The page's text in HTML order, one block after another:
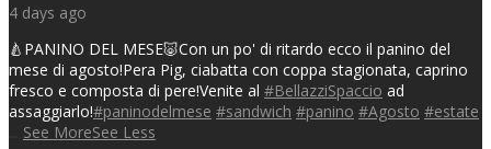
4 days ago
🍐PANINO DEL MESE🐷Con un po' di ritardo ecco il panino del
mese di agosto!Pera Pig, ciabatta con coppa stagionata, caprino
fresco e composta di pere!Venite al #BellazziSpaccio ad
assaggiarlo!#paninodelmese #sandwich #panino #Agosto #estate
See MoreSee Less